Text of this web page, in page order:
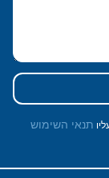
תנאי השימוש